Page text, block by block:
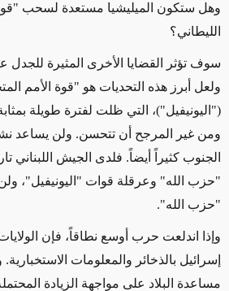
وهل ستكون الميليشيا مستعدة لسحب
الليطاني؟
سوف تؤثر القضايا الأخرى المثيرة للجدل
ولعل أبرز هذه التحديات هو "قوة الأمم
("اليونيفيل")، التي ظلت لفترة طويلة
ومن غير المرجح أن تتحسن. ولن يساعد
الجنوب كثيراً أيضاً. فلدى الجيش اللبناني
"حزب الله" وعرقلة قوات "اليونيفيل"،
"حزب الله".
وإذا اندلعت حرب أوسع نطاقاً، فإن
إسرائيل بالذخائر والمعلومات الاستخبارية.
مساعدة البلاد على مواجهة الزيادة